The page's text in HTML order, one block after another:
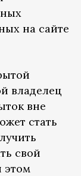
на сайте
владелец
вне
стать
свой
этом